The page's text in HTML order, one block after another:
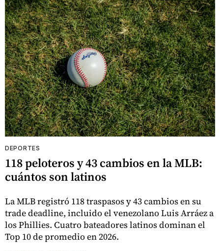
DEPORTES
118 peloteros y 43 cambios en la MLB:
cuántos son latinos
La MLB registró 118 traspasos y 43 cambios en su
trade deadline, incluido el venezolano Luis Arráez a
los Phillies. Cuatro bateadores latinos dominan el
Top 10 de promedio en 2026.